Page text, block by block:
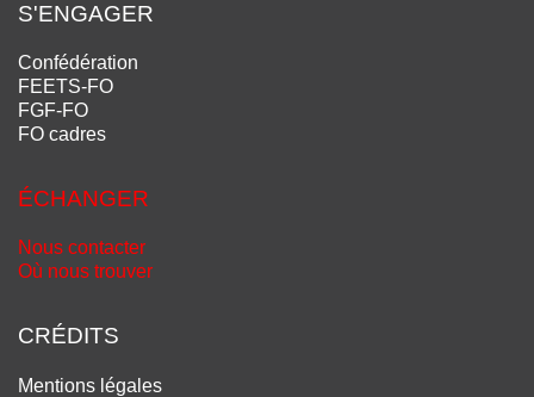
S'ENGAGER
Confédération
FEETS-FO
FGF-FO
FO cadres
ÉCHANGER
Nous contacter
Où nous trouver
CRÉDITS
Mentions légales